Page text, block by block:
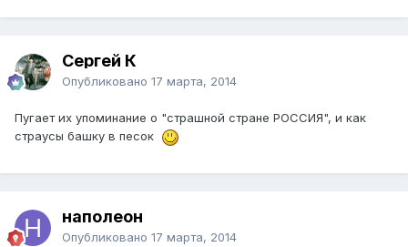
Сергей К
Опубликовано 17 марта, 2014
Пугает их упоминание о "страшной стране РОССИЯ", и как
страусы башку в песок
наполеон
Опубликовано 17 марта, 2014